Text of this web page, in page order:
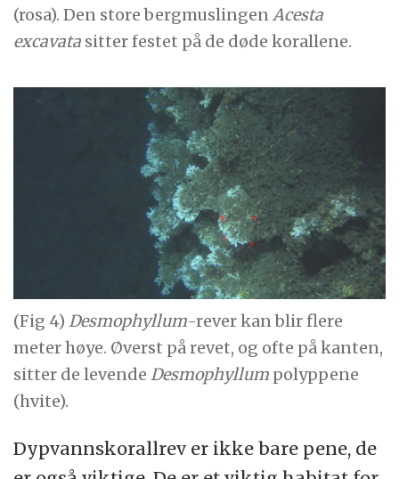
(rosa). Den store bergmuslingenAcesta
excavata sitter festet på de døde korallene.
(Fig 4)Desmophyllum-rever kan blir flere
meter høye. Øverst på revet, og ofte på kanten,
sitter de levendeDesmophyllum polyppene
(hvite).
Dypvannskorallrev er ikke bare pene, de